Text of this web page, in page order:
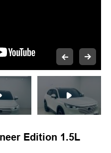
Edition 1.5L